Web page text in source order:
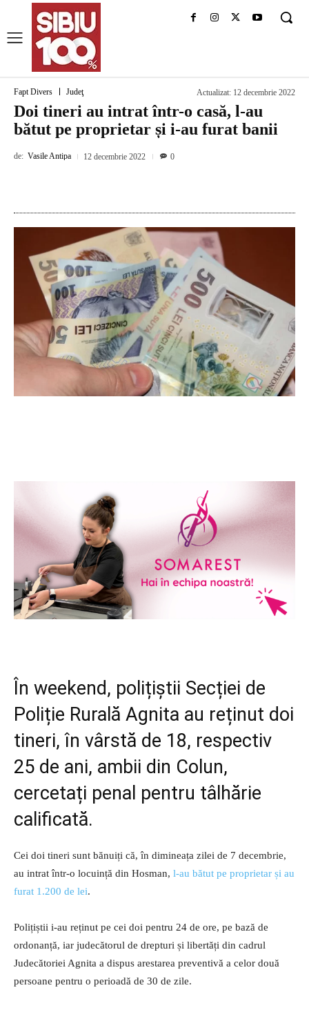
Fapt Divers Judeţ Actualizat: 12 decembrie 2022
Doi tineri au intrat într-o casă, l-au
bătut pe proprietar și i-au furat banii
de: Vasile Antipa 12 decembrie 2022 0
În weekend, polițiștii Secției de
Poliție Rurală Agnita au reținut doi
tineri, în vârstă de 18, respectiv
25 de ani, ambii din Colun,
cercetați penal pentru tâlhărie
calificată.
Cei doi tineri sunt bănuiți că, în dimineața zilei de 7 decembrie,
au intrat într-o locuință din Hosman, l-au bătut pe proprietar și au
furat 1.200 de lei.
Polițiștii i-au reținut pe cei doi pentru 24 de ore, pe bază de
ordonanță, iar judecătorul de drepturi și libertăți din cadrul
Judecătoriei Agnita a dispus arestarea preventivă a celor două
persoane pentru o perioadă de 30 de zile.